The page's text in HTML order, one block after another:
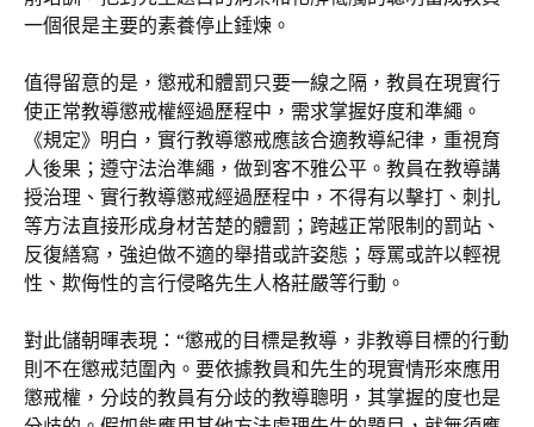
一個很是主要的素養停止錘煉。
值得留意的是，懲戒和體罰只要一線之隔，教員在現實行
使正常教導懲戒權經過歷程中，需求掌握好度和準繩。
《規定》明白，實行教導懲戒應該合適教導紀律，重視育
人後果；遵守法治準繩，做到客不雅公平。教員在教導講
授治理、實行教導懲戒經過歷程中，不得有以擊打、刺扎
等方法直接形成身材苦楚的體罰；跨越正常限制的罰站、
反復繕寫，強迫做不適的舉措或許姿態；辱罵或許以輕視
性、欺侮性的言行侵略先生人格莊嚴等行動。
對此儲朝暉表現：“懲戒的目標是教導，非教導目標的行動
則不在懲戒范圍內。要依據教員和先生的現實情形來應用
懲戒權，分歧的教員有分歧的教導聰明，其掌握的度也是